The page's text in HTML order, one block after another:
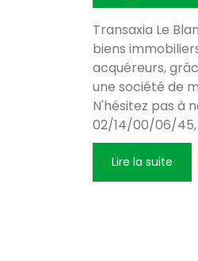
Transaxia Le
biens
acquéreurs,
une société de
N'hésitez pas à
02/14/00/06/45,